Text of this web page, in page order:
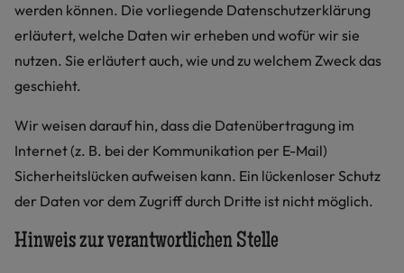
werden können. Die vorliegende Datenschutzerklärung
erläutert, welche Daten wir erheben und wofür wir sie
nutzen. Sie erläutert auch, wie und zu welchem Zweck das
geschieht.
Wir weisen darauf hin, dass die Datenübertragung im
Internet (z. B. bei der Kommunikation per E-Mail)
Sicherheitslücken aufweisen kann. Ein lückenloser Schutz
der Daten vor dem Zugriff durch Dritte ist nicht möglich.
Hinweis zur verantwortlichen Stelle